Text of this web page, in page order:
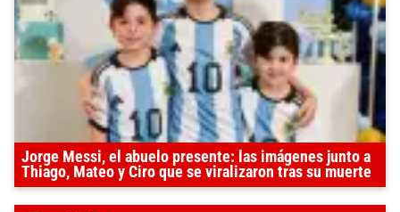
Jorge Messi, el abuelo presente: las imágenes junto a
Thiago, Mateo y Ciro que se viralizaron tras su muerte